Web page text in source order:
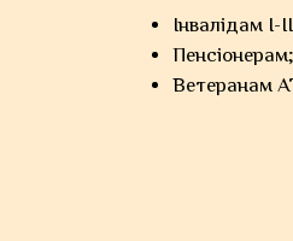
Інвалідам І-
Пенсіонерам;
Ветеранам